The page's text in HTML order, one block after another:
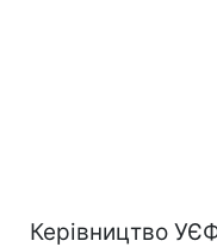
Керівництво